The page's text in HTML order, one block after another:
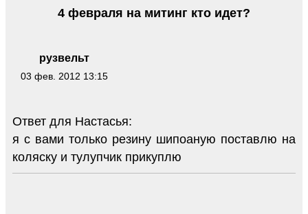
рузвельт
03 фев. 2012 13:15
4 февраля на митинг кто идет?
Ответ для Настасья:
я с вами только резину шипоаную поставлю на
коляску и тулупчик прикуплю